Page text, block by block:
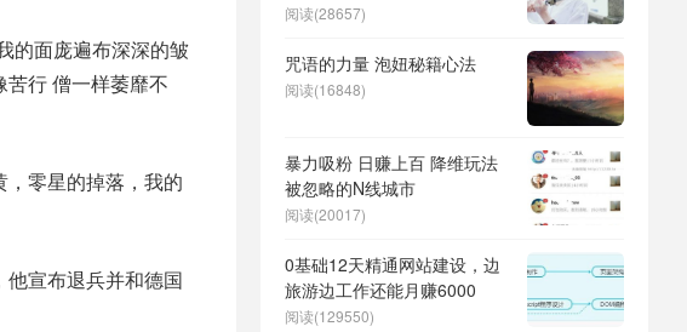
的面庞遍布深深的皱
行 僧一样萎靡不
零星的掉落，我的
宣布退兵并和德国
阅读(28657)
咒语的力量 泡妞秘籍心法
阅读(16848)
暴力吸粉 日赚上百 降维玩法
被忽略的N线城市
阅读(20017)
0基础12天精通网站建设，边
旅游边工作还能月赚6000
阅读(129550)